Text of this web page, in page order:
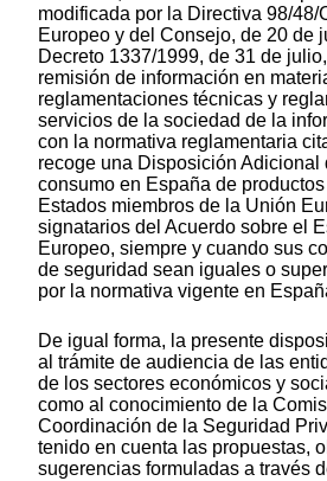
modificada por la Directiva 98/48/
Europeo y del Consejo, de 20 de
Decreto 1337/1999, de 31 de
remisión de información en
reglamentaciones técnicas y
servicios de la sociedad de la
con la normativa reglamentaria
recoge una Disposición Adicional
consumo en España de
Estados miembros de la Unión
signatarios del Acuerdo sobre el
Europeo, siempre y cuando sus
de seguridad sean iguales o
por la normativa vigente en
De igual forma, la presente
al trámite de audiencia de las
de los sectores económicos y
como al conocimiento de la
Coordinación de la Seguridad
tenido en cuenta las propuestas,
sugerencias formuladas a través